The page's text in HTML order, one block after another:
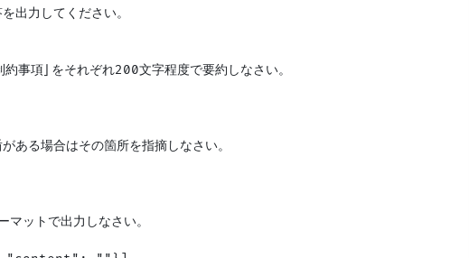
出力してください。
約事項」をそれぞれ200文字程度で要約しなさい。
ある場合はその箇所を指摘しなさい。
ットで出力しなさい。